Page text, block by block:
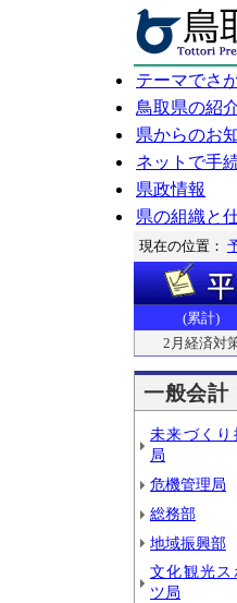
テーマでさ
鳥取県の紹
県からのお
ネットで手
県政情報
県の組織と
現在の位置：
(累計)
2月経済対
一般会計
未来づくり
局
危機管理局
総務部
地域振興部
文化観光ス
ツ局